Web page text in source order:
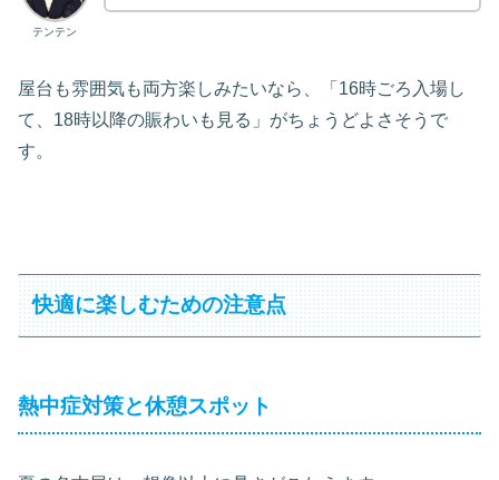
テンテン
屋台も雰囲気も両方楽しみたいなら、「16時ごろ入場し
て、18時以降の賑わいも見る」がちょうどよさそうで
す。
快適に楽しむための注意点
熱中症対策と休憩スポット